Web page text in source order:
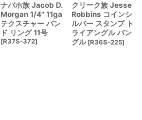
ナバホ族 Jacob D.
Morgan 1/4" 11ga
テクスチャー バン
ド リング 11号
[R37S-372]
クリーク族 Jesse
Robbins コインシ
ルバー スタンプ ト
ライアングル バン
グル [R36S-225]